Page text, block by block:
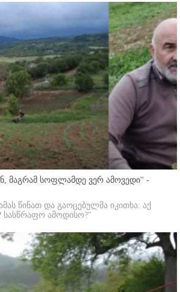
მაგრამ სოფლამდე ვერ ამოვედი'' -
წინათ და გაოცებულმა იკითხა: აქ
ამოდისო?"